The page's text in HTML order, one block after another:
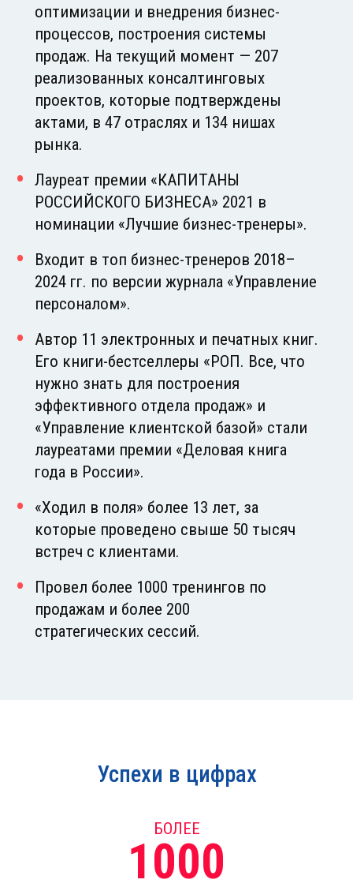
оптимизации и внедрения бизнес-
процессов, построения системы
продаж. На текущий момент — 207
реализованных консалтинговых
проектов, которые подтверждены
актами, в 47 отраслях и 134 нишах
рынка.
Лауреат премии «КАПИТАНЫ
РОССИЙСКОГО БИЗНЕСА» 2021 в
номинации «Лучшие бизнес-тренеры».
Входит в топ бизнес-тренеров 2018–
2024 гг. по версии журнала «Управление
персоналом».
Автор 11 электронных и печатных книг.
Его книги-бестселлеры «РОП. Все, что
нужно знать для построения
эффективного отдела продаж» и
«Управление клиентской базой» стали
лауреатами премии «Деловая книга
года в России».
«Ходил в поля» более 13 лет, за
которые проведено свыше 50 тысяч
встреч с клиентами.
Провел более 1000 тренингов по
продажам и более 200
стратегических сессий.
Успехи в цифрах
БОЛЕЕ
1000